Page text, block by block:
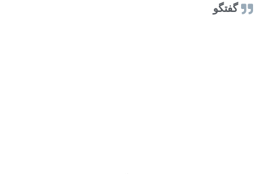
گفتگو